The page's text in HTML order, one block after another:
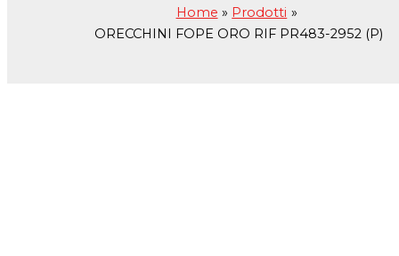
Home
Prodotti
ORECCHINI FOPE ORO RIF PR483-2952 (P)